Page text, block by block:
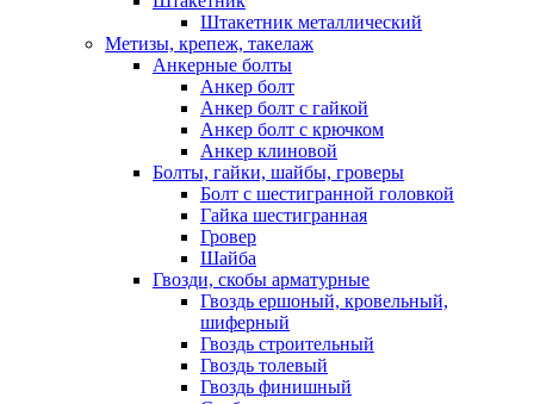
Штакетник металлический
Метизы, крепеж, такелаж
Анкерные болты
Анкер болт
Анкер болт с гайкой
Анкер болт с крючком
Анкер клиновой
Болты, гайки, шайбы, гроверы
Болт c шестигранной головкой
Гайка шестигранная
Гровер
Шайба
Гвозди, скобы арматурные
Гвоздь ершоный, кровельный,
шиферный
Гвоздь строительный
Гвоздь толевый
Гвоздь финишный